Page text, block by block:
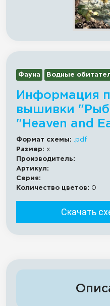
Фауна Водные
Информация
вышивки
"Heaven and
Формат схемы:
.pdf
Размер: x
Производитель:
Артикул:
Серия:
Количество цветов: 0
Скачать